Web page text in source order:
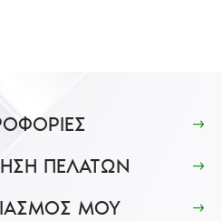
ΠΕΛΑΤΩΝ
ΜΟΥ